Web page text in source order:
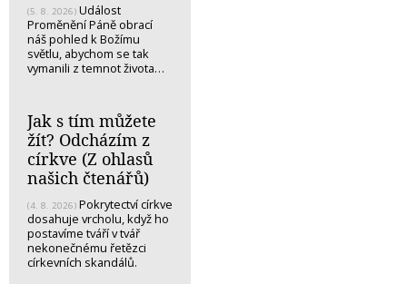
(5. 8. 2026) Událost
Proměnění Páně obrací
náš pohled k Božímu
světlu, abychom se tak
vymanili z temnot života…
Jak s tím můžete
žít? Odcházím z
církve (Z ohlasů
našich čtenářů)
(4. 8. 2026) Pokrytectví církve
dosahuje vrcholu, když ho
postavíme tváří v tvář
nekonečnému řetězci
církevních skandálů.